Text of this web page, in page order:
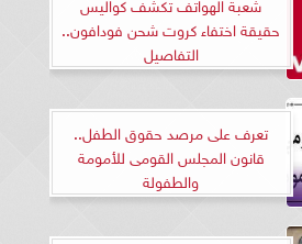
حقيقة اختفاء كروت شحن فودافون..
التفاصيل
تعرف على مرصد حقوق الطفل..
قانون المجلس القومى للأمومة
والطفولة